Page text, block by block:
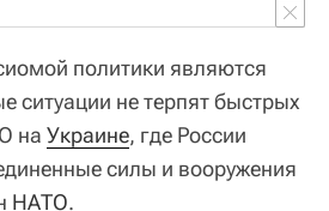
политики являются
ситуации не терпят быстрых
на Украине, где России
силы и вооружения
НАТО.